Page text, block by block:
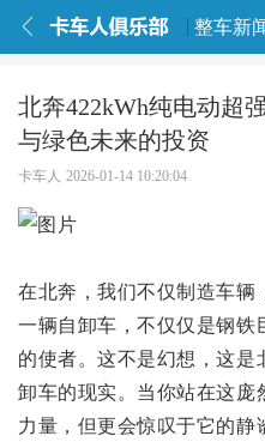
整车新
北奔422kWh纯电动
与绿色未来的投资
卡车人 2026-01-14 10:20:04
在北奔，我们不仅制造车辆
一辆自卸车，不仅仅是钢铁
的使者。这不是幻想，这
卸车的现实。当你站在这
力量，但更会惊叹于它的静